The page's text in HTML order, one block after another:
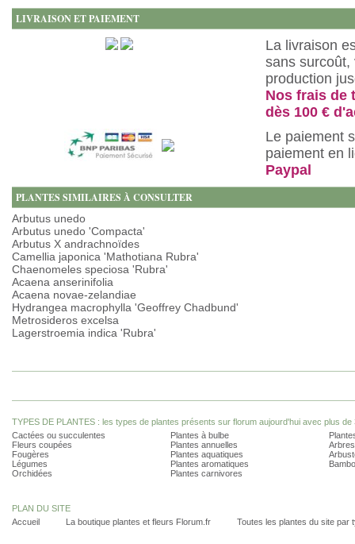
LIVRAISON ET PAIEMENT
La livraison
sans surcoût,
production
Nos frais de
dès 100 €
Le paiement
paiement en
Paypal
PLANTES SIMILAIRES À CONSULTER
Arbutus unedo
Arbutus unedo 'Compacta'
Arbutus X andrachnoïdes
Camellia japonica 'Mathotiana Rubra'
Chaenomeles speciosa 'Rubra'
Acaena anserinifolia
Acaena novae-zelandiae
Hydrangea macrophylla 'Geoffrey Chadbund'
Metrosideros excelsa
Lagerstroemia indica 'Rubra'
TYPES DE PLANTES : les types de plantes présents sur florum aujourd'hui avec plus de
Cactées ou succulentes
Fleurs coupées
Fougères
Légumes
Orchidées
Plantes à bulbe
Plantes annuelles
Plantes aquatiques
Plantes aromatiques
Plantes carnivores
PLAN DU SITE
Accueil
La boutique plantes et fleurs Florum.fr Toutes les plantes du site par